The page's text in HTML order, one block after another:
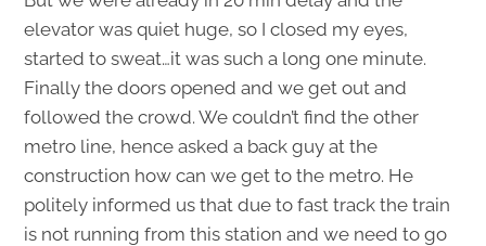
elevator was quiet huge, so I closed my eyes,
started to sweat…it was such a long one minute.
Finally the doors opened and we get out and
followed the crowd. We couldn’t find the other
metro line, hence asked a back guy at the
construction how can we get to the metro. He
politely informed us that due to fast track the train
is not running from this station and we need to go